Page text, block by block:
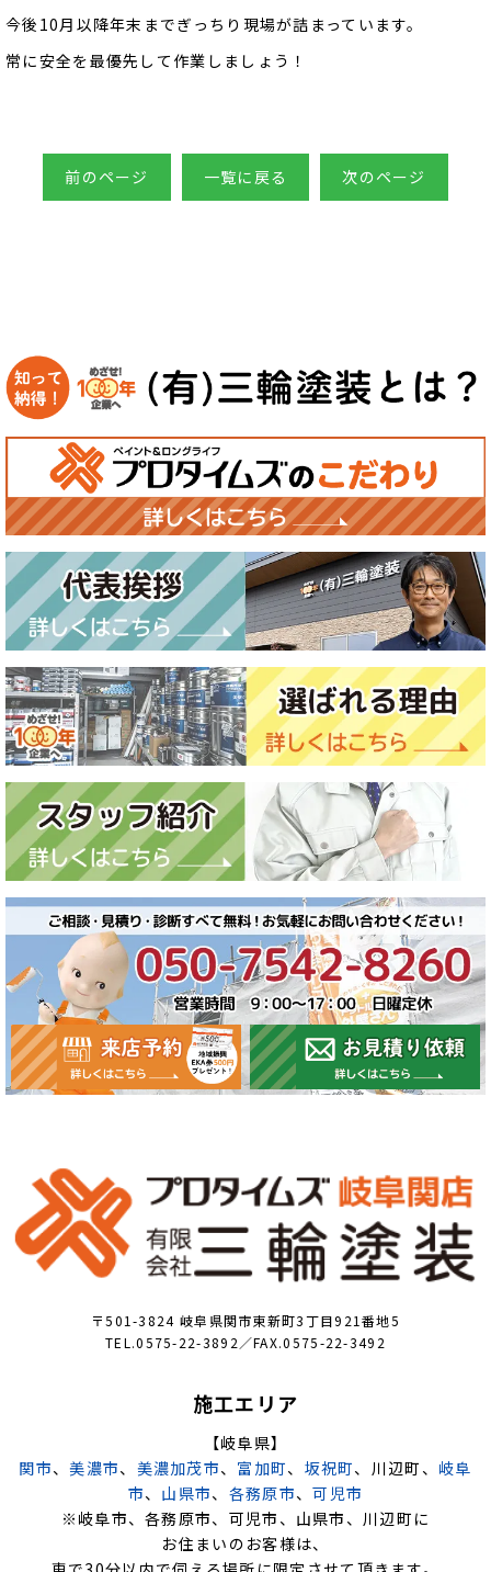
今後10月以降年末までぎっちり現場が詰まっています。
常に安全を最優先して作業しましょう！
前のページ 一覧に戻る 次のページ
〒501-3824 岐阜県関市東新町3丁目921番地5
TEL.0575-22-3892／FAX.0575-22-3492
施工エリア
【岐阜県】
関市、美濃市、 美濃加茂市、 富加町、 坂祝町、川辺町、 岐阜
市、 山県市、 各務原市、可児市
※岐阜市、各務原市、可児市、山県市、川辺町に
お住まいのお客様は、